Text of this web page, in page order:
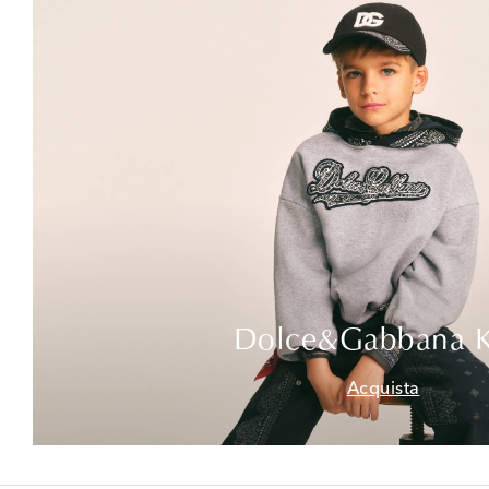
Dolce&Gabbana
Acquista